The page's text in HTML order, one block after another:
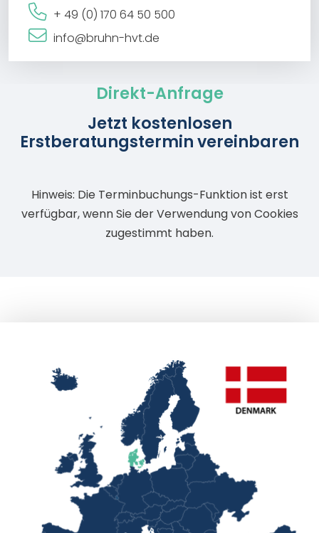
+ 49 (0) 170 64 50 500
info@bruhn-hvt.de
Direkt-Anfrage
Jetzt kostenlosen
Erstberatungstermin vereinbaren
Hinweis: Die Terminbuchungs-Funktion ist erst
verfügbar, wenn Sie der Verwendung von Cookies
zugestimmt haben.